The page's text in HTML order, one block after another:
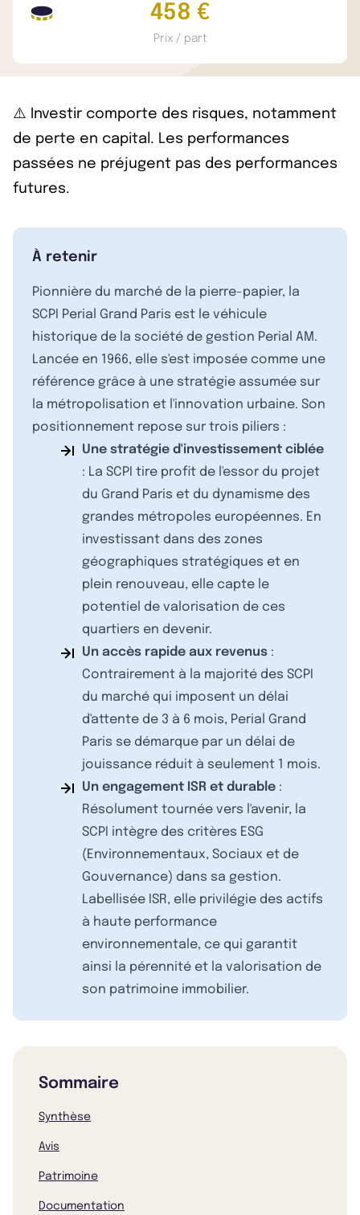
458 €
Prix / part
⚠️ Investir comporte des risques, notamment
de perte en capital. Les performances
passées ne préjugent pas des performances
futures.
À retenir
Pionnière du marché de la pierre-papier, la
SCPI Perial Grand Paris est le véhicule
historique de la société de gestion Perial AM.
Lancée en 1966, elle s'est imposée comme une
référence grâce à une stratégie assumée sur
la métropolisation et l'innovation urbaine. Son
positionnement repose sur trois piliers :
Une stratégie d'investissement ciblée
: La SCPI tire profit de l'essor du projet
du Grand Paris et du dynamisme des
grandes métropoles européennes. En
investissant dans des zones
géographiques stratégiques et en
plein renouveau, elle capte le
potentiel de valorisation de ces
quartiers en devenir.
Un accès rapide aux revenus :
Contrairement à la majorité des SCPI
du marché qui imposent un délai
d'attente de 3 à 6 mois, Perial Grand
Paris se démarque par un délai de
jouissance réduit à seulement 1 mois.
Un engagement ISR et durable :
Résolument tournée vers l'avenir, la
SCPI intègre des critères ESG
(Environnementaux, Sociaux et de
Gouvernance) dans sa gestion.
Labellisée ISR, elle privilégie des actifs
à haute performance
environnementale, ce qui garantit
ainsi la pérennité et la valorisation de
son patrimoine immobilier.
Sommaire
Synthèse
Avis
Patrimoine
Documentation